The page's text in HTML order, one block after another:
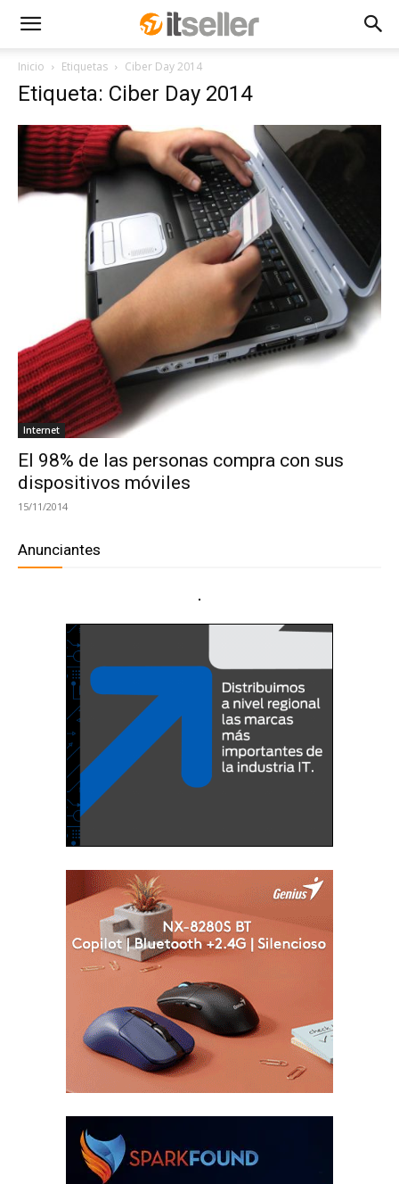
Inicio Etiquetas Ciber Day 2014
Etiqueta: Ciber Day 2014
Internet
El 98% de las personas compra con sus
dispositivos móviles
15/11/2014
Anunciantes